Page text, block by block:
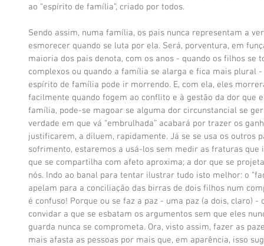
ao “espírito de família”, criado por todos.
Sendo assim, numa família, os pais nunca representam a
esmorecer quando se luta por ela. Será, porventura, em
maioria dos pais denota, com os anos - quando os filhos
complexos ou quando a família se alarga e fica mais plural
espírito de família pode ir morrendo. E, com ela, eles
facilmente quando fogem ao conflito e à gestão da dor que
família, pode-se magoar se alguma dor circunstancial se
verdade em que vá “embrulhada” acabará por trazer os
justificarem, a diluem, rapidamente. Já se se usa os outros
sofrimento, estaremos a usá-los sem medir as fraturas que
que se compartilha com afeto aproxima; a dor que se
nós. Indo ao banal para tentar ilustrar tudo isto melhor: o
apelam para a conciliação das birras de dois filhos num
é confuso! Porque ou se faz a paz - uma paz (a dois, claro)
convidar a que se esbatam os argumentos sem que eles
guarda nunca se comprometa. Ora, visto assim, fazer as
mais afasta as pessoas por mais que, em aparência, isso